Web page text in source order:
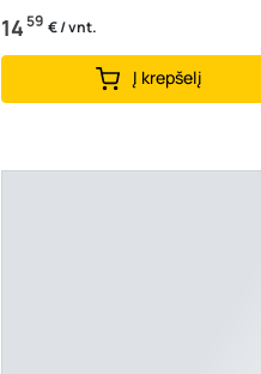
1459 € / vnt.
Į krepšelį